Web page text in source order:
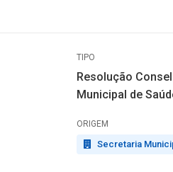
TIPO
Resolução
Municipal de
ORIGEM
Secretaria